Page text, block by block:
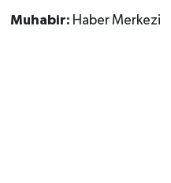
Muhabir: Haber Merkezi